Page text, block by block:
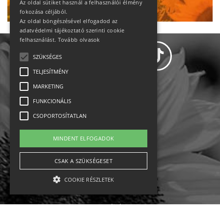
Állásajánlatok
Impresszum-kapcsolat
Jogi nyilatkozat
English
Az oldal sütiket használ a felhasználói élmény
fokozása céljából.
Az oldal böngészésével elfogadod az
adatvédelmi tájékoztató szerinti cookie
felhasználást. Tovább olvasok
SZÜKSÉGES
TELJESÍTMÉNY
MARKETING
FUNKCIONÁLIS
CSOPORTOSÍTATLAN
MINDENT ELFOGADOK
CSAK A SZÜKSÉGESET
COOKIE RÉSZLETEK